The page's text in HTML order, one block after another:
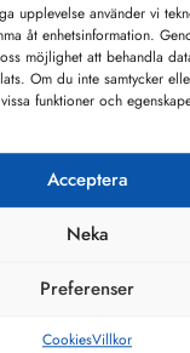
upplevelse använder vi
åt enhetsinformation.
möjlighet att behandla
Om du inte samtycker
funktioner och
Acceptera
Neka
Preferenser
CookiesVillkor
PANTONE.
på olika
men även
glas 0,5 kvm
2000mm (2
ner bland